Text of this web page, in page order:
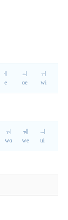
ㅔ
e
ㅚ
oe
ㅟ
wi
ㅝ
wo
ㅞ
we
ㅢ
ui